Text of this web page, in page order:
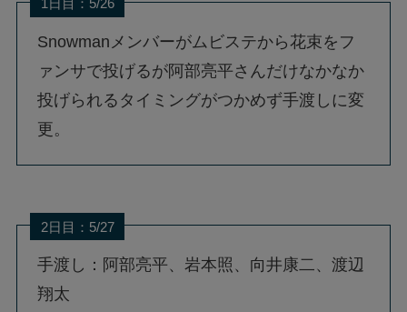
1日目：5/26
Snowmanメンバーがムビステから花束をフ
ァンサで投げるが阿部亮平さんだけなかなか
投げられるタイミングがつかめず手渡しに変
更。
2日目：5/27
手渡し：阿部亮平、岩本照、向井康二、渡辺
翔太